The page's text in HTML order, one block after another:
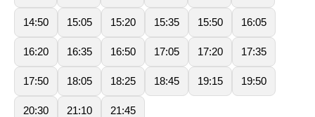
14:50 15:05 15:20 15:35 15:50 16:05
16:20 16:35 16:50 17:05 17:20 17:35
17:50 18:05 18:25 18:45 19:15 19:50
20:30 21:10 21:45